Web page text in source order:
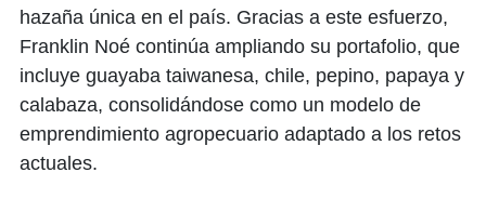
hazaña única en el país. Gracias a este esfuerzo,
Franklin Noé continúa ampliando su portafolio, que
incluye guayaba taiwanesa, chile, pepino, papaya y
calabaza, consolidándose como un modelo de
emprendimiento agropecuario adaptado a los retos
actuales.